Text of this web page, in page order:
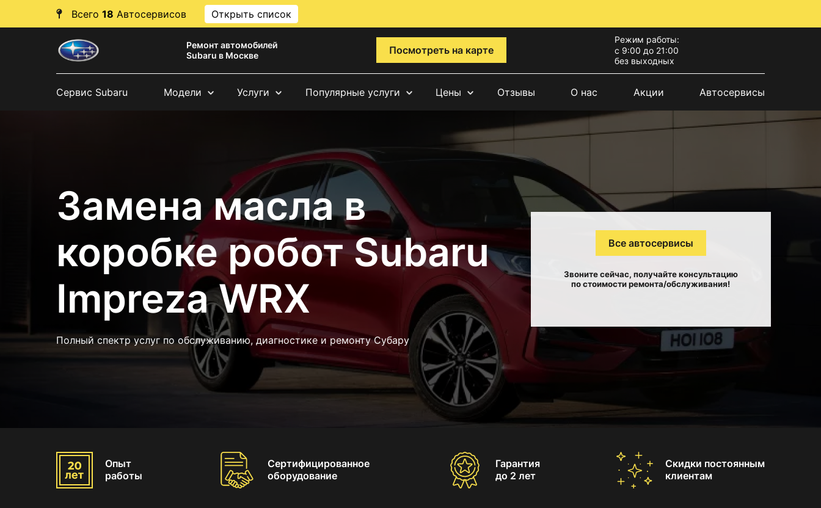
Всего 18 Автосервисов Открыть список
Ремонт автомобилей
Subaru в Москве
Посмотреть на карте
Режим работы:
с 9:00 до 21:00
без выходных
Сервис Subaru Модели Услуги Популярные услуги Цены Отзывы О нас Акции Автосервисы
Замена масла в
коробке робот Subaru
Impreza WRX
Полный спектр услуг по обслуживанию, диагностике и ремонту Субару
Все автосервисы
Звоните сейчас, получайте консультацию
по стоимости ремонта/обслуживания!
Опыт
работы
Сертифицированное
оборудование
Гарантия
до 2 лет
Скидки постоянным
клиентам